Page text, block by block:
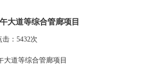
大道等综合管廊项目
：5432次
道等综合管廊项目